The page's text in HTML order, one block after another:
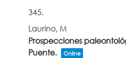
345.
Laurino, M
Prospecciones
Puente.
Online